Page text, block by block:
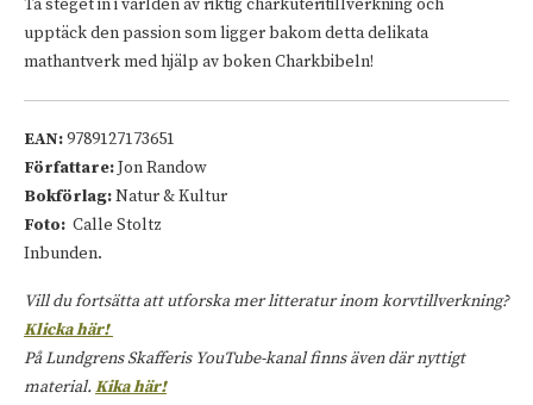
Ta steget in i världen av riktig charkuteritillverkning och
upptäck den passion som ligger bakom detta delikata
mathantverk med hjälp av boken Charkbibeln!
EAN:9789127173651
Författare:Jon Randow
Bokförlag:Natur & Kultur
Foto: Calle Stoltz
Inbunden.
Vill du fortsätta att utforska mer litteratur inom korvtillverkning?
Klicka här!
På Lundgrens Skafferis YouTube-kanal finns även där nyttigt
material.Kika här!